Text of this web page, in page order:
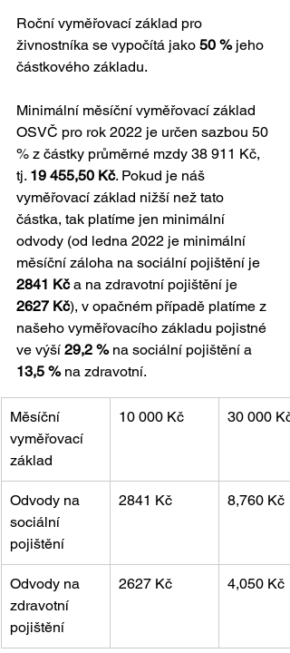
Roční vyměřovací základ pro
živnostníka se vypočítá jako 50 % jeho
částkového základu.
Minimální měsíční vyměřovací základ
OSVČ pro rok 2022 je určen sazbou 50
% z částky průměrné mzdy 38 911 Kč,
tj. 19 455,50 Kč. Pokud je náš
vyměřovací základ nižší než tato
částka, tak platíme jen minimální
odvody (od ledna 2022 je minimální
měsíční záloha na sociální pojištění je
2841 Kč a na zdravotní pojištění je
2627 Kč), v opačném případě platíme z
našeho vyměřovacího základu pojistné
ve výší 29,2 % na sociální pojištění a
13,5 % na zdravotní.
Měsíční
vyměřovací
základ
10 000 Kč 30 000 Kč
Odvody na
sociální
pojištění
2841 Kč 8,760 Kč
Odvody na
zdravotní
pojištění
2627 Kč 4,050 Kč